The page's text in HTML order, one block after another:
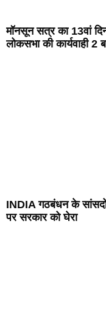
मॉनसून सत्र का 13वां
लोकसभा की कार्यवाही
INDIA गठबंधन के सांसदों
पर सरकार को घेरा